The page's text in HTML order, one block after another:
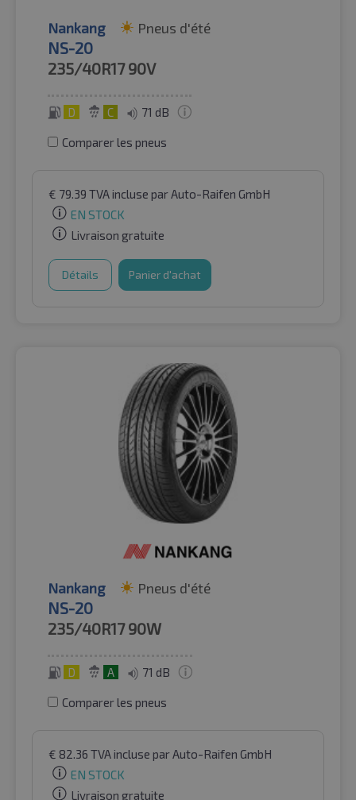
Nankang Pneus d'été
NS-20
235/40R17 90V
D C 71 dB
Comparer les pneus
€ 79.39 TVA incluse par Auto-Raifen GmbH
EN STOCK
Livraison gratuite
Détails Panier d'achat
Nankang Pneus d'été
NS-20
235/40R17 90W
D A 71 dB
Comparer les pneus
€ 82.36 TVA incluse par Auto-Raifen GmbH
EN STOCK
Livraison gratuite